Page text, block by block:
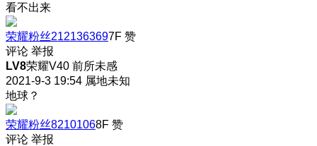
看不出来
荣耀粉丝2121363697F 赞
评论 举报
LV8荣耀V40 前所未感
2021-9-3 19:54 属地未知
地球？
荣耀粉丝82101068F 赞
评论 举报